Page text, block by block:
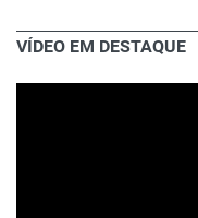
VÍDEO EM DESTAQUE